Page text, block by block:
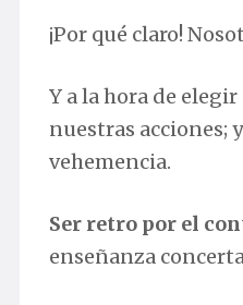
¡Por qué claro!
Y a la hora de
nuestras acciones;
vehemencia.
Ser retro por el
enseñanza